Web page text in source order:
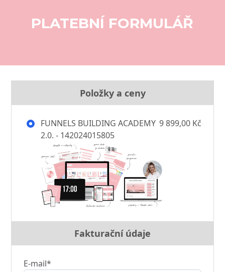
PLATEBNÍ FORMULÁŘ
Položky a ceny
FUNNELS BUILDING ACADEMY
2.0. - 142024015805
9 899,00 Kč
Fakturační údaje
E-mail*